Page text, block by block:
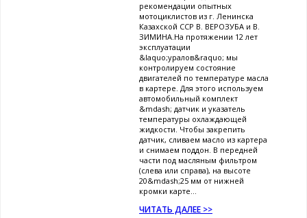
рекомендации опытных
мотоциклистов из г. Ленинска
Казахской ССР В. ВЕРОЗУБА и В.
ЗИМИНА.На протяжении 12 лет
эксплуатации
&laquo;уралов&raquo; мы
контролируем состояние
двигателей по температуре масла
в картере. Для этого используем
автомобильный комплект
&mdash; датчик и указатель
температуры охлаждающей
жидкости. Чтобы закрепить
датчик, сливаем масло из картера
и снимаем поддон. В передней
части под масляным фильтром
(слева или справа), на высоте
20&mdash;25 мм от нижней
кромки карте...
ЧИТАТЬ ДАЛЕЕ >>